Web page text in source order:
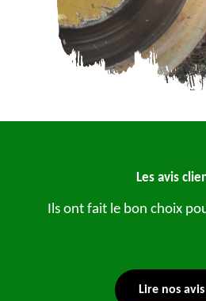
Les avis
Ils ont fait le bon choix
Lire nos avis